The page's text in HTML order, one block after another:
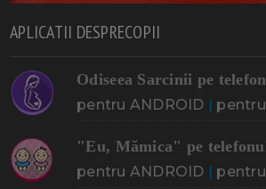
APLICATII DESPRECOPII
Odiseea Sarcinii pe
pentru ANDROID
"Eu, Mămica" pe
pentru ANDROID